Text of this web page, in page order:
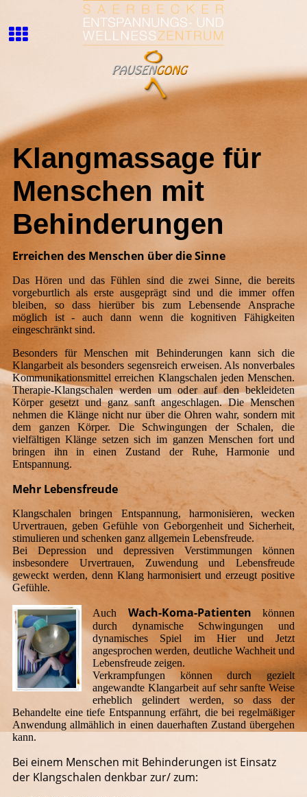
Klangmassage für
Menschen mit
Behinderungen
Erreichen des Menschen über die Sinne
Das Hören und das Fühlen sind die zwei Sinne, die bereits
vorgeburtlich als erste ausgeprägt sind und die immer offen
bleiben, so dass hierüber bis zum Lebensende Ansprache
möglich ist - auch dann wenn die kognitiven Fähigkeiten
eingeschränkt sind.
Besonders für Menschen mit Behinderungen kann sich die
Klangarbeit als besonders segensreich erweisen. Als nonverbales
Kommunikationsmittel erreichen Klangschalen jeden Menschen.
Therapie-Klangschalen werden um oder auf den bekleideten
Körper gesetzt und ganz sanft angeschlagen. Die Menschen
nehmen die Klänge nicht nur über die Ohren wahr, sondern mit
dem ganzen Körper. Die Schwingungen der Schalen, die
vielfältigen Klänge setzen sich im ganzen Menschen fort und
bringen ihn in einen Zustand der Ruhe, Harmonie und
Entspannung.
Mehr Lebensfreude
Klangschalen bringen Entspannung, harmonisieren, wecken
Urvertrauen, geben Gefühle von Geborgenheit und Sicherheit,
stimulieren und schenken ganz allgemein Lebensfreude.
Bei Depression und depressiven Verstimmungen können
insbesondere Urvertrauen, Zuwendung und Lebensfreude
geweckt werden, denn Klang harmonisiert und erzeugt positive
Gefühle.
Auch Wach-Koma-Patienten können
durch dynamische Schwingungen und
dynamisches Spiel im Hier und Jetzt
angesprochen werden, deutliche Wachheit und
Lebensfreude zeigen.
Verkrampfungen können durch gezielt
angewandte Klangarbeit auf sehr sanfte Weise
erheblich gelindert werden, so dass der
Behandelte eine tiefe Entspannung erfährt, die bei regelmäßiger
Anwendung allmählich in einen dauerhaften Zustand übergehen
kann.
Bei einem Menschen mit Behinderungen ist Einsatz
der Klangschalen denkbar zur/ zum: